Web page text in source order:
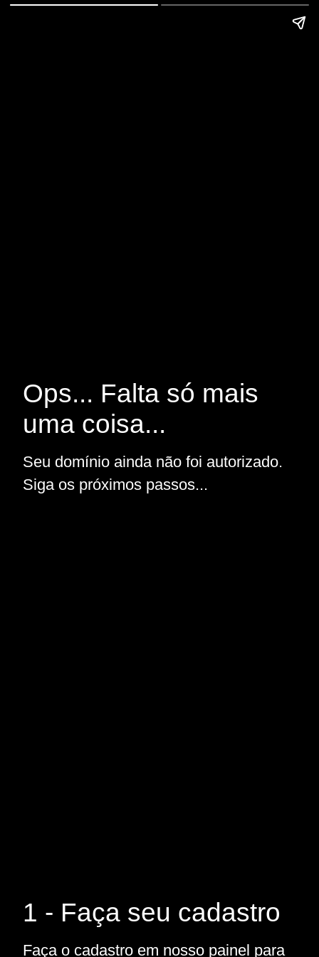
Ops... Falta só mais
uma coisa...
Seu domínio ainda não foi autorizado.
Siga os próximos passos...
1 - Faça seu cadastro
Faça o cadastro em nosso painel para